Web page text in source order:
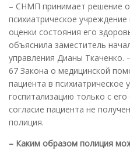
– СНМП принимает решение
психиатрическое
оценки состояния его
объяснила заместитель
управления Дианы Ткаченко.
67 Закона о медицинской
пациента в психиатрическое
госпитализацию только с его
согласие пациента не
полиция.
– Каким образом полиция